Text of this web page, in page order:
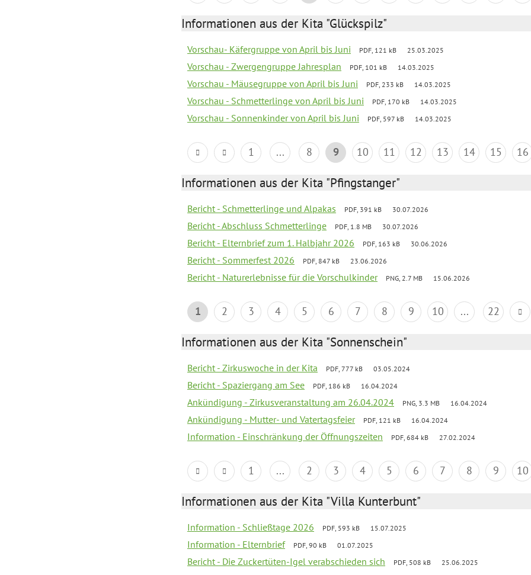
Informationen aus der Kita "Glückspilz"
Vorschau- Käfergruppe von April bis Juni PDF, 121 kB 25.03.2025
Vorschau - Zwergengruppe Jahresplan PDF, 101 kB 14.03.2025
Vorschau - Mäusegruppe von April bis Juni PDF, 233 kB 14.03.2025
Vorschau - Schmetterlinge von April bis Juni PDF, 170 kB 14.03.2025
Vorschau - Sonnenkinder von April bis Juni PDF, 597 kB 14.03.2025
1 ... 8 9 10 11 12 13 14 15 16
Informationen aus der Kita "Pfingstanger"
Bericht - Schmetterlinge und Alpakas PDF, 391 kB 30.07.2026
Bericht - Abschluss Schmetterlinge PDF, 1.8 MB 30.07.2026
Bericht - Elternbrief zum 1. Halbjahr 2026 PDF, 163 kB 30.06.2026
Bericht - Sommerfest 2026 PDF, 847 kB 23.06.2026
Bericht - Naturerlebnisse für die Vorschulkinder PNG, 2.7 MB 15.06.2026
1 2 3 4 5 6 7 8 9 10 ... 22
Informationen aus der Kita "Sonnenschein"
Bericht - Zirkuswoche in der Kita PDF, 777 kB 03.05.2024
Bericht - Spaziergang am See PDF, 186 kB 16.04.2024
Ankündigung - Zirkusveranstaltung am 26.04.2024 PNG, 3.3 MB 16.04.2024
Ankündigung - Mutter- und Vatertagsfeier PDF, 121 kB 16.04.2024
Information - Einschränkung der Öffnungszeiten PDF, 684 kB 27.02.2024
1 ... 2 3 4 5 6 7 8 9 10
Informationen aus der Kita "Villa Kunterbunt"
Information - Schließtage 2026 PDF, 593 kB 15.07.2025
Information - Elternbrief PDF, 90 kB 01.07.2025
Bericht - Die Zuckertüten-Igel verabschieden sich PDF, 508 kB 25.06.2025